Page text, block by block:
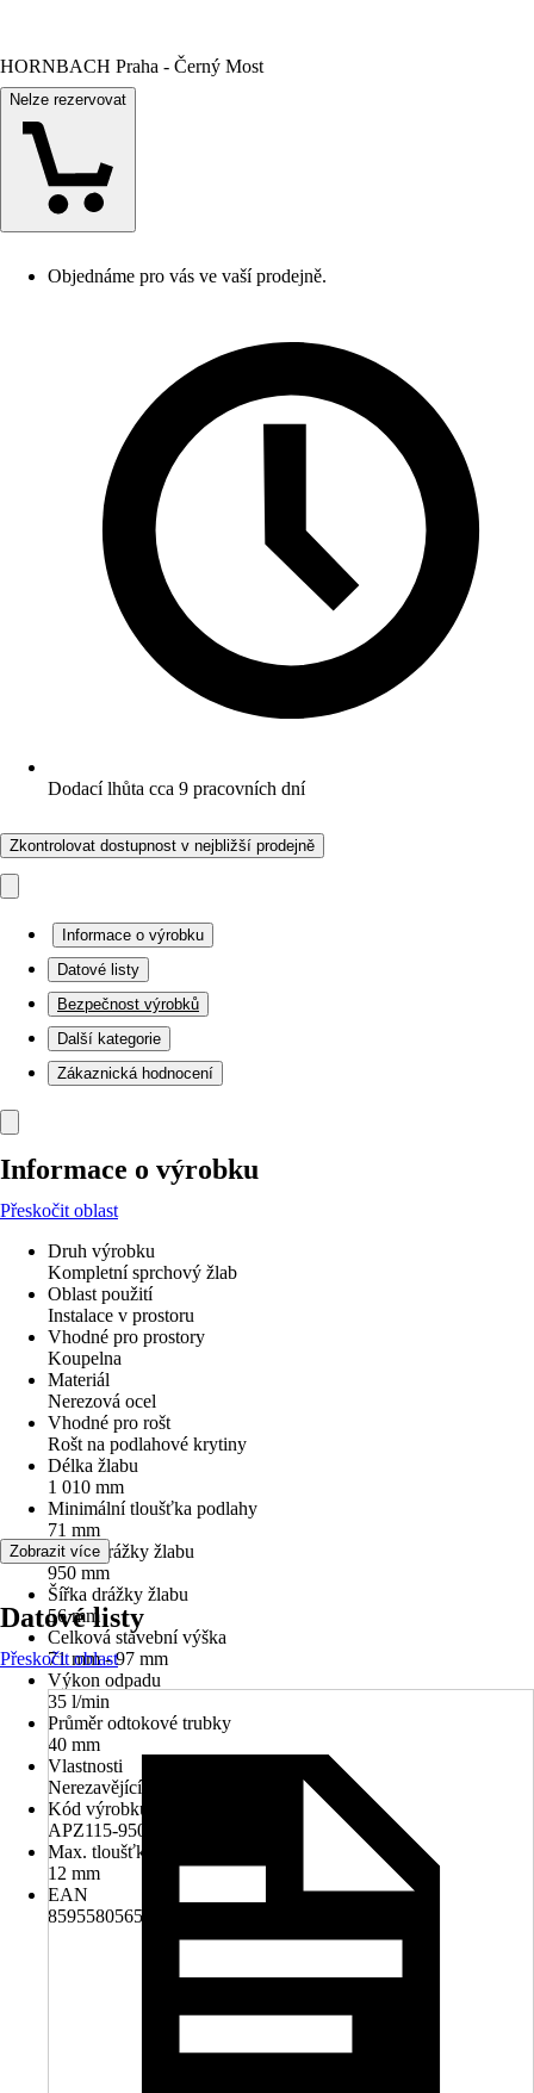
HORNBACH Praha - Černý Most
Nelze rezervovat
Objednáme pro vás ve vaší prodejně.
Dodací lhůta cca 9 pracovních dní
Zkontrolovat dostupnost v nejbližší prodejně
Informace o výrobku
Datové listy
Bezpečnost výrobků
Další kategorie
Zákaznická hodnocení
Informace o výrobku
Přeskočit oblast
Druh výrobku
Kompletní sprchový žlab
Oblast použití
Instalace v prostoru
Vhodné pro prostory
Koupelna
Materiál
Nerezová ocel
Vhodné pro rošt
Rošt na podlahové krytiny
Délka žlabu
1 010 mm
Minimální tloušťka podlahy
71 mm
Délka drážky žlabu
950 mm
Šířka drážky žlabu
56 mm
Celková stavební výška
71 mm - 97 mm
Výkon odpadu
35 l/min
Průměr odtokové trubky
40 mm
Vlastnosti
Nerezavějící
Kód výrobku
APZ115-950
Max. tloušťka dlaždice
12 mm
EAN
8595580565497
Zobrazit více
Datové listy
Přeskočit oblast